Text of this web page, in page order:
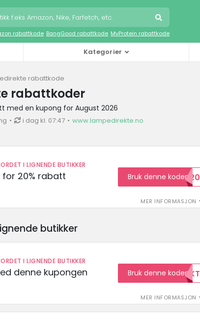
rabattkode BangGood rabattkode MyProtein rabattkode
Kategorier
rabattkode
rabattkoder
med en kupong for August 2026
i dag kl. 07:47 www.lampedirekte.no
I LIGNENDE BUTIKKER
20% rabatt
MER INFORMASJON
Bruk denne koden
RABATT20
butikker
I LIGNENDE BUTIKKER
denne kupongen
MER INFORMASJON
Bruk denne koden
GRATISFRAKT